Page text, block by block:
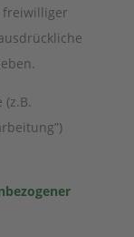
freiwilliger